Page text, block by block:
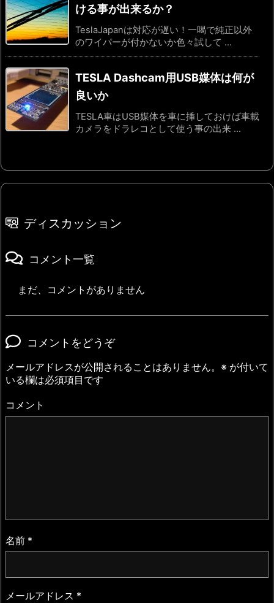
ける事が出来るか？
TeslaJapanは対応が遅い！一喝で純正以外
のワイパーが付かないか色々試して ...
TESLA Dashcam用USB媒体は何が
良いか
TESLA車はUSB媒体を車に挿しておけば車載
カメラをドラレコとして使う事の出来 ...
ディスカッション
コメント一覧
まだ、コメントがありません
コメントをどうぞ
メールアドレスが公開されることはありません。 ※ が付いて
いる欄は必須項目です
コメント
名前 *
メールアドレス *